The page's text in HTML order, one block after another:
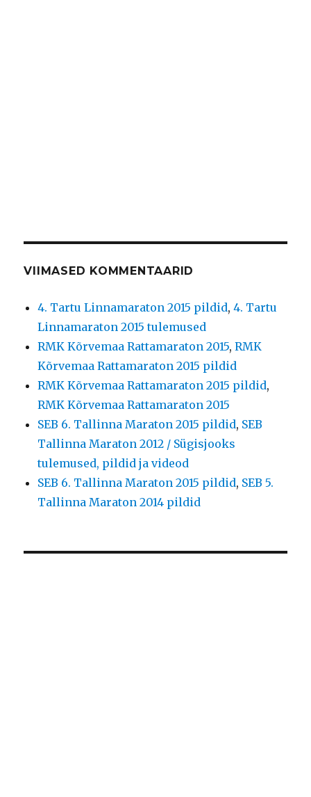
VIIMASED KOMMENTAARID
4. Tartu Linnamaraton 2015 pildid,4. Tartu
Linnamaraton 2015 tulemused
RMK Kõrvemaa Rattamaraton 2015,RMK
Kõrvemaa Rattamaraton 2015 pildid
RMK Kõrvemaa Rattamaraton 2015 pildid,
RMK Kõrvemaa Rattamaraton 2015
SEB 6. Tallinna Maraton 2015 pildid, SEB
Tallinna Maraton 2012 / Sügisjooks
tulemused, pildid ja videod
SEB 6. Tallinna Maraton 2015 pildid, SEB 5.
Tallinna Maraton 2014 pildid